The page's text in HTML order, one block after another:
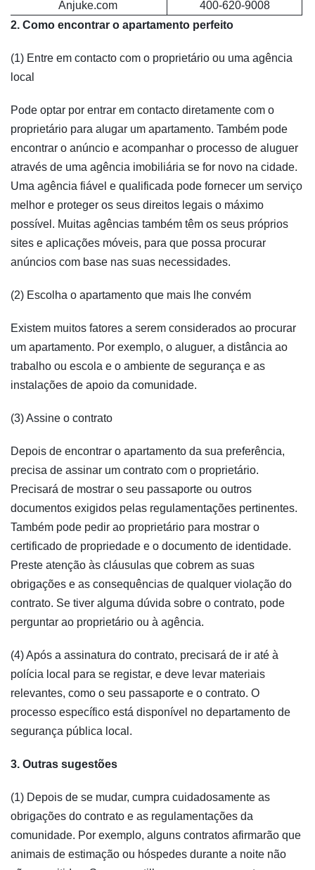
Anjuke.com
400-620-9008
2. Como encontrar o apartamento perfeito
(1) Entre em contacto com o proprietário ou uma agência
local
Pode optar por entrar em contacto diretamente com o
proprietário para alugar um apartamento. Também pode
encontrar o anúncio e acompanhar o processo de aluguer
através de uma agência imobiliária se for novo na cidade.
Uma agência fiável e qualificada pode fornecer um serviço
melhor e proteger os seus direitos legais o máximo
possível. Muitas agências também têm os seus próprios
sites e aplicações móveis, para que possa procurar
anúncios com base nas suas necessidades.
(2) Escolha o apartamento que mais lhe convém
Existem muitos fatores a serem considerados ao procurar
um apartamento. Por exemplo, o aluguer, a distância ao
trabalho ou escola e o ambiente de segurança e as
instalações de apoio da comunidade.
(3) Assine o contrato
Depois de encontrar o apartamento da sua preferência,
precisa de assinar um contrato com o proprietário.
Precisará de mostrar o seu passaporte ou outros
documentos exigidos pelas regulamentações pertinentes.
Também pode pedir ao proprietário para mostrar o
certificado de propriedade e o documento de identidade.
Preste atenção às cláusulas que cobrem as suas
obrigações e as consequências de qualquer violação do
contrato. Se tiver alguma dúvida sobre o contrato, pode
perguntar ao proprietário ou à agência.
(4) Após a assinatura do contrato, precisará de ir até à
polícia local para se registar, e deve levar materiais
relevantes, como o seu passaporte e o contrato. O
processo específico está disponível no departamento de
segurança pública local.
3. Outras sugestões
(1) Depois de se mudar, cumpra cuidadosamente as
obrigações do contrato e as regulamentações da
comunidade. Por exemplo, alguns contratos afirmarão que
animais de estimação ou hóspedes durante a noite não